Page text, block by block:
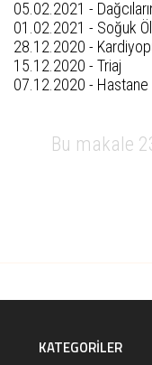
05.02.2021 -
01.02.2021 - Soğuk
28.12.2020 -
15.12.2020 - Triaj
07.12.2020 - Hastane
Bu makale
KATEGORILER